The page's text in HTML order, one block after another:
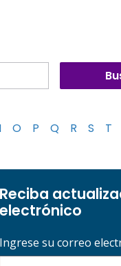
O P Q R S T
Reciba
electrónico
Ingrese su correo